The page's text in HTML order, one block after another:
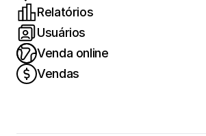
Relatórios
Usuários
Venda online
Vendas